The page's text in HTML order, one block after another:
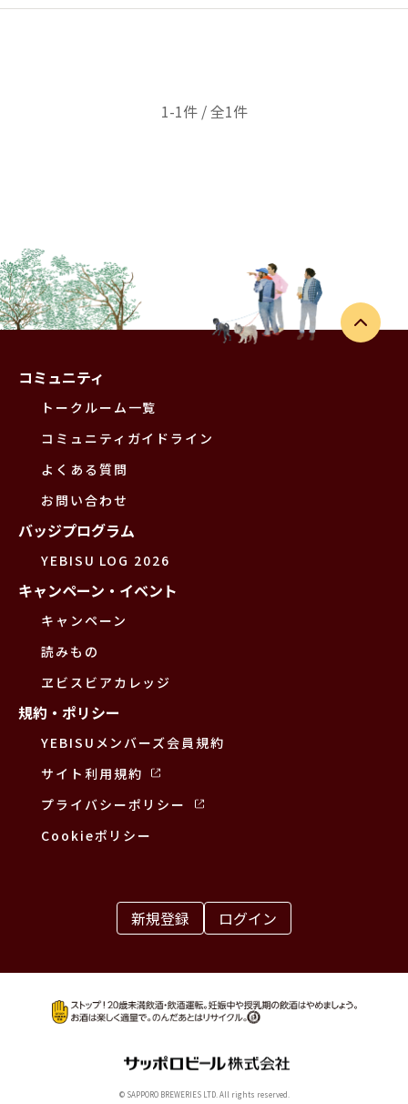
1-1件 / 全1件
コミュニティ
トークルーム一覧
コミュニティガイドライン
よくある質問
お問い合わせ
バッジプログラム
YEBISU LOG 2026
キャンペーン・イベント
キャンペーン
読みもの
ヱビスビアカレッジ
規約・ポリシー
YEBISUメンバーズ会員規約
サイト利用規約
プライバシーポリシー
Cookieポリシー
新規登録 ログイン
© SAPPORO BREWERIES LTD. All rights reserved.